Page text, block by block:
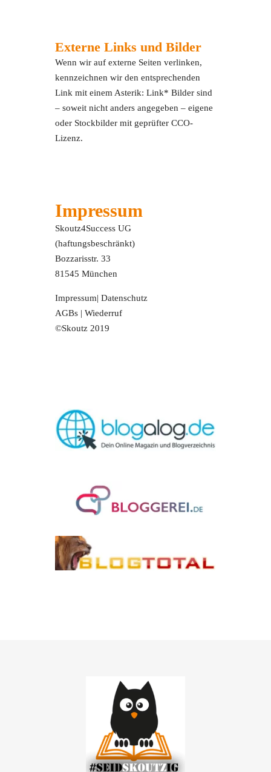
Externe Links und Bilder
Wenn wir auf externe Seiten verlinken,
kennzeichnen wir den entsprechenden
Link mit einem Asterik: Link* Bilder sind
– soweit nicht anders angegeben – eigene
oder Stockbilder mit geprüfter CCO-
Lizenz.
Impressum
Skoutz4Success UG
(haftungsbeschränkt)
Bozzarisstr. 33
81545 München
Impressum|Datenschutz
AGBs |Wiederruf
©Skoutz 2019